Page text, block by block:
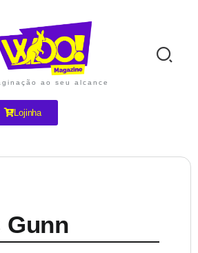
ao seu alcance
Lojinha
Gunn